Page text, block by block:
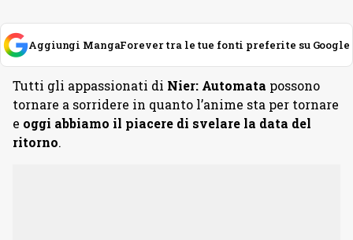
Aggiungi MangaForever tra le tue fonti preferite su Google
Tutti gli appassionati di Nier: Automata possono
tornare a sorridere in quanto l’anime sta per tornare
e oggi abbiamo il piacere di svelare la data del
ritorno.